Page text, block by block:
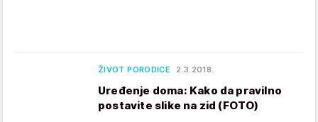
ŽIVOT PORODICE 2.3.2018.
Uređenje doma: Kako da pravilno
postavite slike na zid (FOTO)